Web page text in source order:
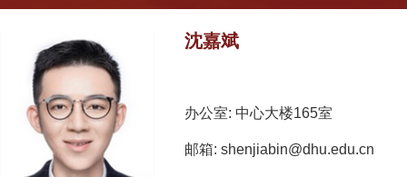
沈嘉斌
办公室: 中心大楼165室
邮箱: shenjiabin@dhu.edu.cn